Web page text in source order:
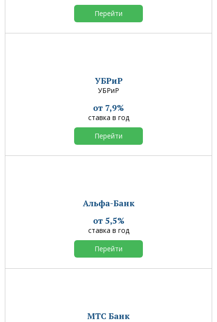
Перейти
УБРиР
УБРиР
от 7,9%
ставка в год
Перейти
Альфа-Банк
от 5,5%
ставка в год
Перейти
МТС Банк